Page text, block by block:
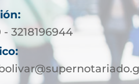
- 3218196944